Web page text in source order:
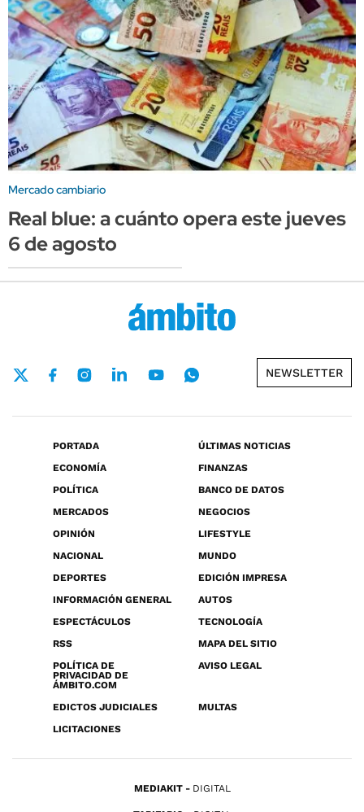
Mercado cambiario
Real blue: a cuánto opera este jueves
6 de agosto
NEWSLETTER
PORTADA
ÚLTIMAS NOTICIAS
ECONOMÍA
FINANZAS
POLÍTICA
BANCO DE DATOS
MERCADOS
NEGOCIOS
OPINIÓN
LIFESTYLE
NACIONAL
MUNDO
DEPORTES
EDICIÓN IMPRESA
INFORMACIÓN GENERAL
AUTOS
ESPECTÁCULOS
TECNOLOGÍA
RSS
MAPA DEL SITIO
POLÍTICA DE
PRIVACIDAD DE
ÁMBITO.COM
AVISO LEGAL
EDICTOS JUDICIALES
MULTAS
LICITACIONES
MEDIAKIT DIGITAL